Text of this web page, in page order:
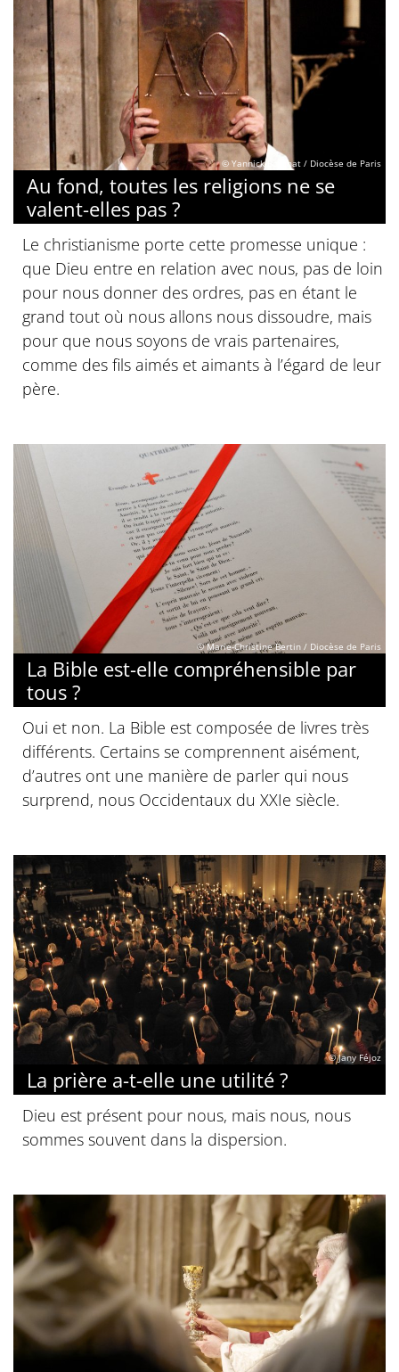
© Yannick Boschat / Diocèse de Paris
Au fond, toutes les religions ne se
valent-elles pas ?
Le christianisme porte cette promesse unique :
que Dieu entre en relation avec nous, pas de loin
pour nous donner des ordres, pas en étant le
grand tout où nous allons nous dissoudre, mais
pour que nous soyons de vrais partenaires,
comme des fils aimés et aimants à l’égard de leur
père.
© Marie-Christine Bertin / Diocèse de Paris
La Bible est-elle compréhensible par
tous ?
Oui et non. La Bible est composée de livres très
différents. Certains se comprennent aisément,
d’autres ont une manière de parler qui nous
surprend, nous Occidentaux du XXIe siècle.
© Jany Féjoz
La prière a-t-elle une utilité ?
Dieu est présent pour nous, mais nous, nous
sommes souvent dans la dispersion.